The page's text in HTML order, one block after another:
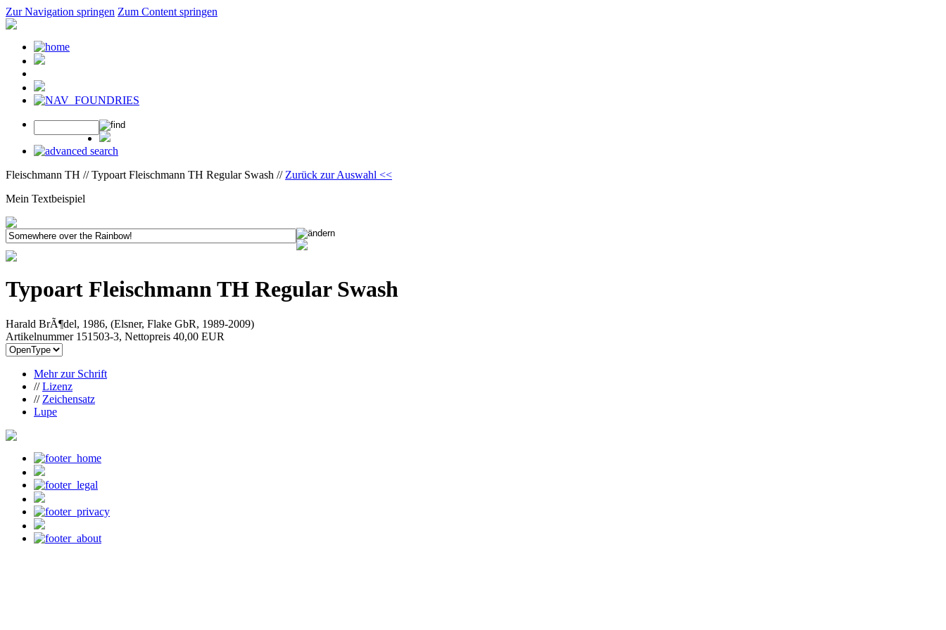
Zur Navigation springen Zum Content springen
Fleischmann TH // Typoart Fleischmann TH Regular Swash // Zurück zur Auswahl <<
Mein Textbeispiel
Typoart Fleischmann TH Regular Swash
Harald BrÃ¶del, 1986, (Elsner, Flake GbR, 1989-2009)
Artikelnummer 151503-3, Nettopreis 40,00 EUR
Mehr zur Schrift
//Lizenz
// Zeichensatz
Lupe